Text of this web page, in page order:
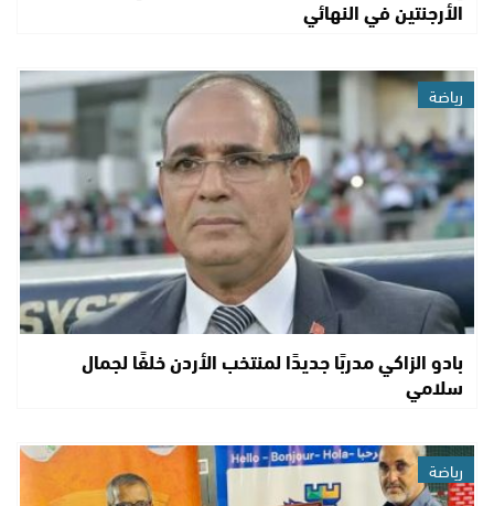
الأرجنتين في النهائي
رياضة
بادو الزاكي مدربًا جديدًا لمنتخب الأردن خلفًا لجمال
سلامي
رياضة